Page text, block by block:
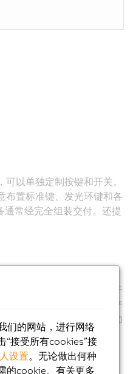
以单独定制按键和开关。
布置标准键、发光环键和各
常经完全组装交付。还提
控制元件。双手手势可用于
电阻式单点触摸屏丰富了产
关以及集成的急停按钮增加
们的网站，进行网络
“接受所有cookies”接
设置。无论做出何种
的cookie。有关更多